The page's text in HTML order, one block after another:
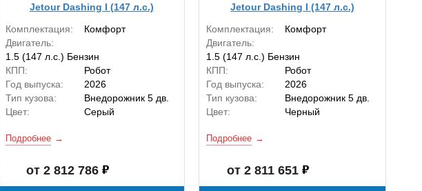
Jetour Dashing I (147 л.с.)
Комплектация:
Комфорт
Двигатель:
1.5 (147 л.с.) Бензин
КПП:
Робот
Год выпуска:
2026
Тип кузова:
Внедорожник 5 дв.
Цвет:
Серый
Подробнее
от 2 812 786
Jetour Dashing I (147 л.с.)
Комплектация:
Комфорт
Двигатель:
1.5 (147 л.с.) Бензин
КПП:
Робот
Год выпуска:
2026
Тип кузова:
Внедорожник 5 дв.
Цвет:
Черный
Подробнее
от 2 811 651